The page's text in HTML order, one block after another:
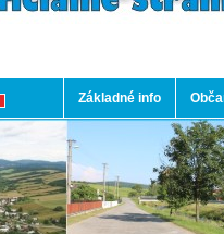
Základné info